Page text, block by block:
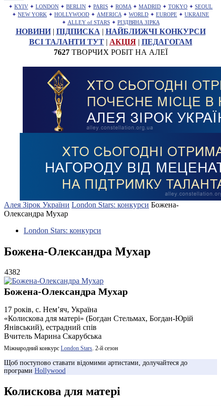
✦ KYIV ✦ LONDON ✦ BERLIN ✦ PARIS ✦ ROMA ✦ MADRID ✦ TOKYO ✦ SEOUL
✦ NEW YORK ✦ HOLLYWOOD ✦ AMERICA ✦ WORLD ✦ EUROPE ✦ UKRAINE
✦ ALLEY of STARS ✦ РІЗДВЯНА ЗІРКА
НОВИНИ| ПІДПИСКА | НАЙБЛИЖЧІ КОНКУРСИ
ВСІ ТАЛАНТИ ТУТ| АКЦІЯ| ПЕДАГОГАМ
7627ТВОРЧИХ РОБІТ НА АЛЕЇ
Алея Зірок України London Stars: конкурси Божена-
Олександра Мухар
London Stars: конкурси
Божена-Олександра Мухар
4382
Божена-Олександра Мухар
17 років, с. Нем’яч, Україна
«Колискова для матері» (Богдан Стельмах, Богдан-Юрій
Янівський), естрадний спів
Вчитель Марина Скарубська
Міжнародний конкурс London Stars. 2-й сезон
Щоб поступово ставати відомими артистами, долучайтеся до
програми Hollywood
Колискова для матері